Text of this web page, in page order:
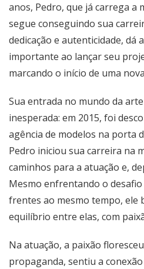
anos, Pedro, que já carrega a
segue conseguindo sua
dedicação e autenticidade, dá
importante ao lançar seu
marcando o início de uma
Sua entrada no mundo da
inesperada: em 2015, foi
agência de modelos na porta
Pedro iniciou sua carreira na
caminhos para a atuação e,
Mesmo enfrentando o
frentes ao mesmo tempo, ele
equilíbrio entre elas, com
Na atuação, a paixão
propaganda, sentiu a